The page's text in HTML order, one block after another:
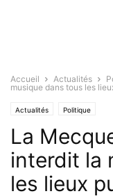
Accueil Actualités
musique dans tous les
Actualités Politique
La
interdit la
les lieux